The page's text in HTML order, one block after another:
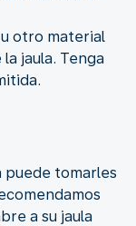
otro material
jaula. Tenga
puede tomarles
a su jaula